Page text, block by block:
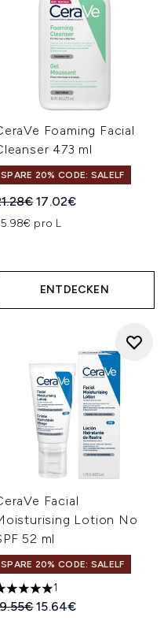
Foaming Facial
473 ml
SPARE 20% CODE: SALELF
Aktueller Preis:
17.02€
pro L
ENTDECKEN
Facial
Lotion No
52 ml
SPARE 20% CODE: SALELF
stars out of a maximum of
1
Aktueller Preis:
15.64€